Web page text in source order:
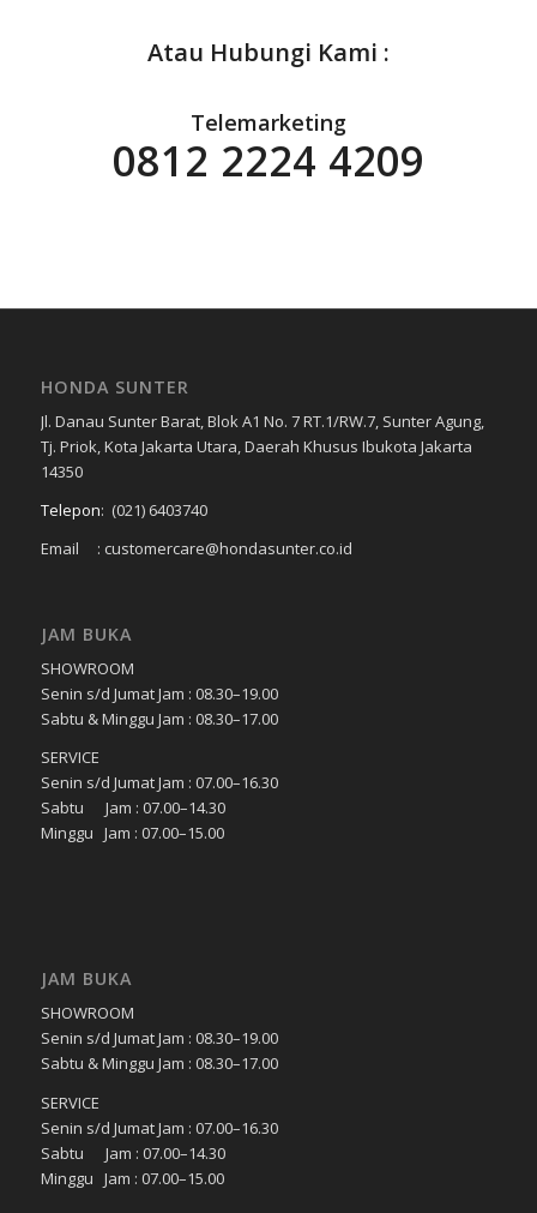
Atau Hubungi Kami :
Telemarketing
0812 2224 4209
HONDA SUNTER
Jl. Danau Sunter Barat, Blok A1 No. 7 RT.1/RW.7, Sunter Agung,
Tj. Priok, Kota Jakarta Utara, Daerah Khusus Ibukota Jakarta
14350
Telepon: (021) 6403740
Email : customercare@hondasunter.co.id
JAM BUKA
SHOWROOM
Senin s/d Jumat Jam : 08.30–19.00
Sabtu & Minggu Jam : 08.30–17.00
SERVICE
Senin s/d Jumat Jam : 07.00–16.30
Sabtu Jam : 07.00–14.30
Minggu Jam : 07.00–15.00
JAM BUKA
SHOWROOM
Senin s/d Jumat Jam : 08.30–19.00
Sabtu & Minggu Jam : 08.30–17.00
SERVICE
Senin s/d Jumat Jam : 07.00–16.30
Sabtu Jam : 07.00–14.30
Minggu Jam : 07.00–15.00